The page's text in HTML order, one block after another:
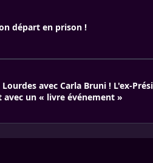
départ en prison !
avec Carla Bruni ! L'ex-
un « livre événement »